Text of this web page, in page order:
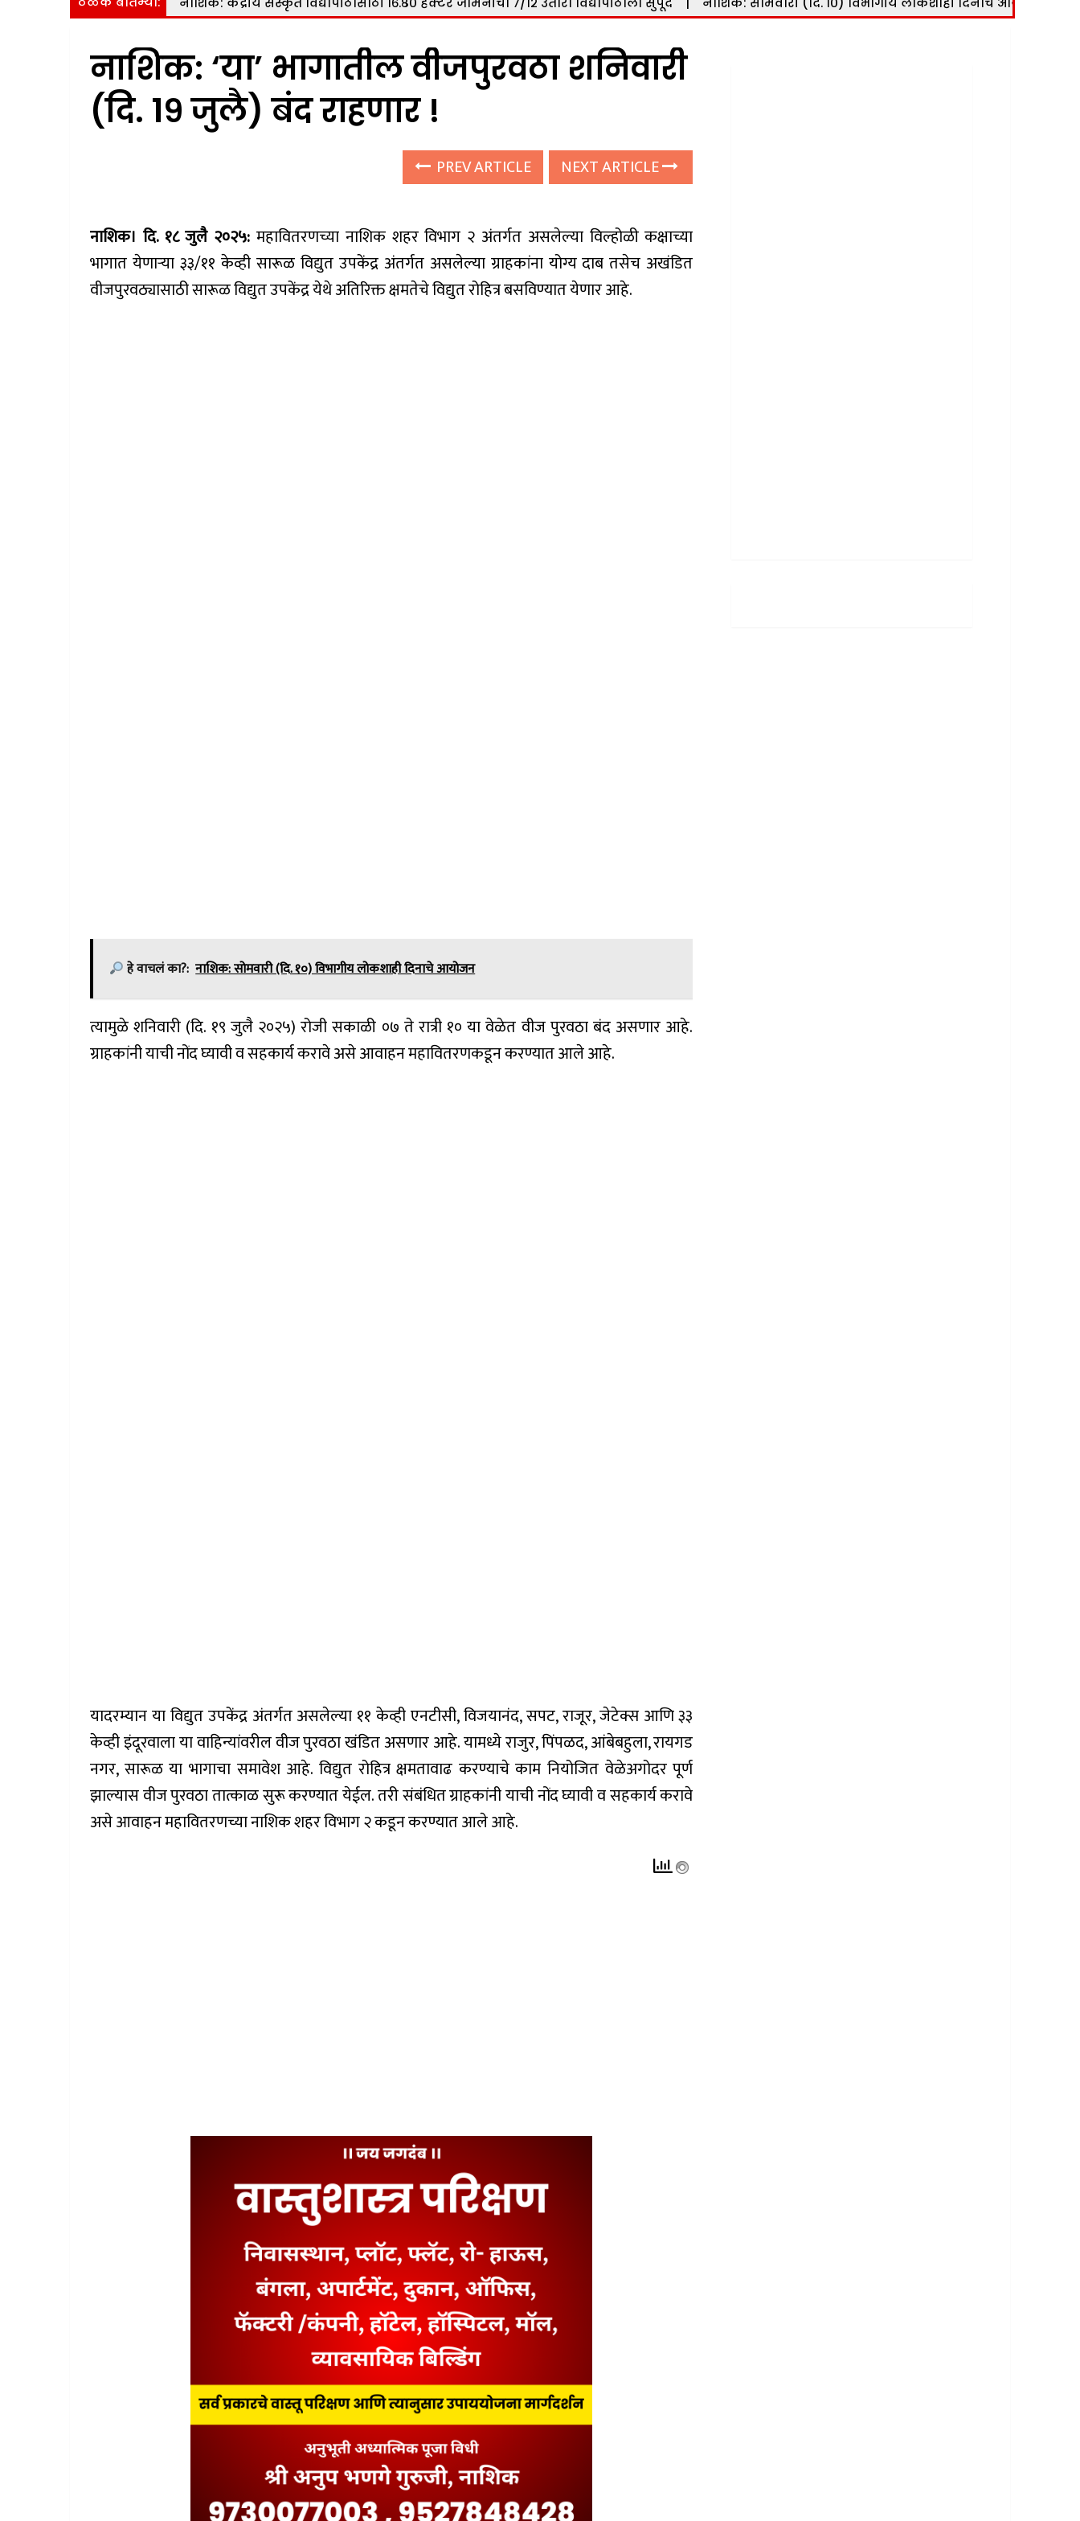
नाशिक: ‘या’ भागातील वीजपुरवठा शनिवारी
(दि. १९ जुलै) बंद राहणार !
PREV ARTICLE NEXT ARTICLE
नाशिक। दि. १८ जुलै २०२५: महावितरणच्या नाशिक शहर विभाग २ अंतर्गत असलेल्या विल्होळी कक्षाच्या
भागात येणाऱ्या ३३/११ केव्ही सारूळ विद्युत उपकेंद्र अंतर्गत असलेल्या ग्राहकांना योग्य दाब तसेच अखंडित
वीजपुरवठ्यासाठी सारूळ विद्युत उपकेंद्र येथे अतिरिक्त क्षमतेचे विद्युत रोहित्र बसविण्यात येणार आहे.
हे वाचलं का?: नाशिक: सोमवारी (दि. १०) विभागीय लोकशाही दिनाचे आयोजन
त्यामुळे शनिवारी (दि. १९ जुलै २०२५) रोजी सकाळी ०७ ते रात्री १० या वेळेत वीज पुरवठा बंद असणार आहे.
ग्राहकांनी याची नोंद घ्यावी व सहकार्य करावे असे आवाहन महावितरणकडून करण्यात आले आहे.
यादरम्यान या विद्युत उपकेंद्र अंतर्गत असलेल्या ११ केव्ही एनटीसी, विजयानंद, सपट, राजूर, जेटेक्स आणि ३३
केव्ही इंदूरवाला या वाहिन्यांवरील वीज पुरवठा खंडित असणार आहे. यामध्ये राजुर, पिंपळद, आंबेबहुला, रायगड
नगर, सारूळ या भागाचा समावेश आहे. विद्युत रोहित्र क्षमतावाढ करण्याचे काम नियोजित वेळेअगोदर पूर्ण
झाल्यास वीज पुरवठा तात्काळ सुरू करण्यात येईल. तरी संबंधित ग्राहकांनी याची नोंद घ्यावी व सहकार्य करावे
असे आवाहन महावितरणच्या नाशिक शहर विभाग २ कडून करण्यात आले आहे.